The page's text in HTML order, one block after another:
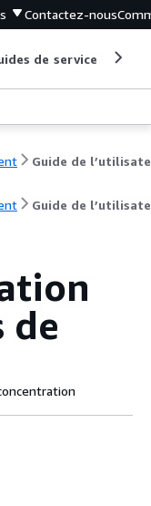
Contactez-nous
de service
Guide de
Guide de
de